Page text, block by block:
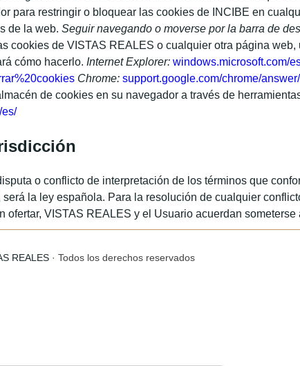
para restringir o bloquear las cookies de INCIBE en
de la web. Seguir navegando o moverse por la barra de
cookies de VISTAS REALES o cualquier otra página
cómo hacerlo. Internet Explorer: windows.microsoft.com/
Chrome: support.google.com/chrome/
de cookies en su navegador a través de
o conflicto de interpretación de los términos que
la ley española. Para la resolución de cualquier
ofertar, VISTAS REALES y el Usuario acuerdan
REALES · Todos los derechos reservados